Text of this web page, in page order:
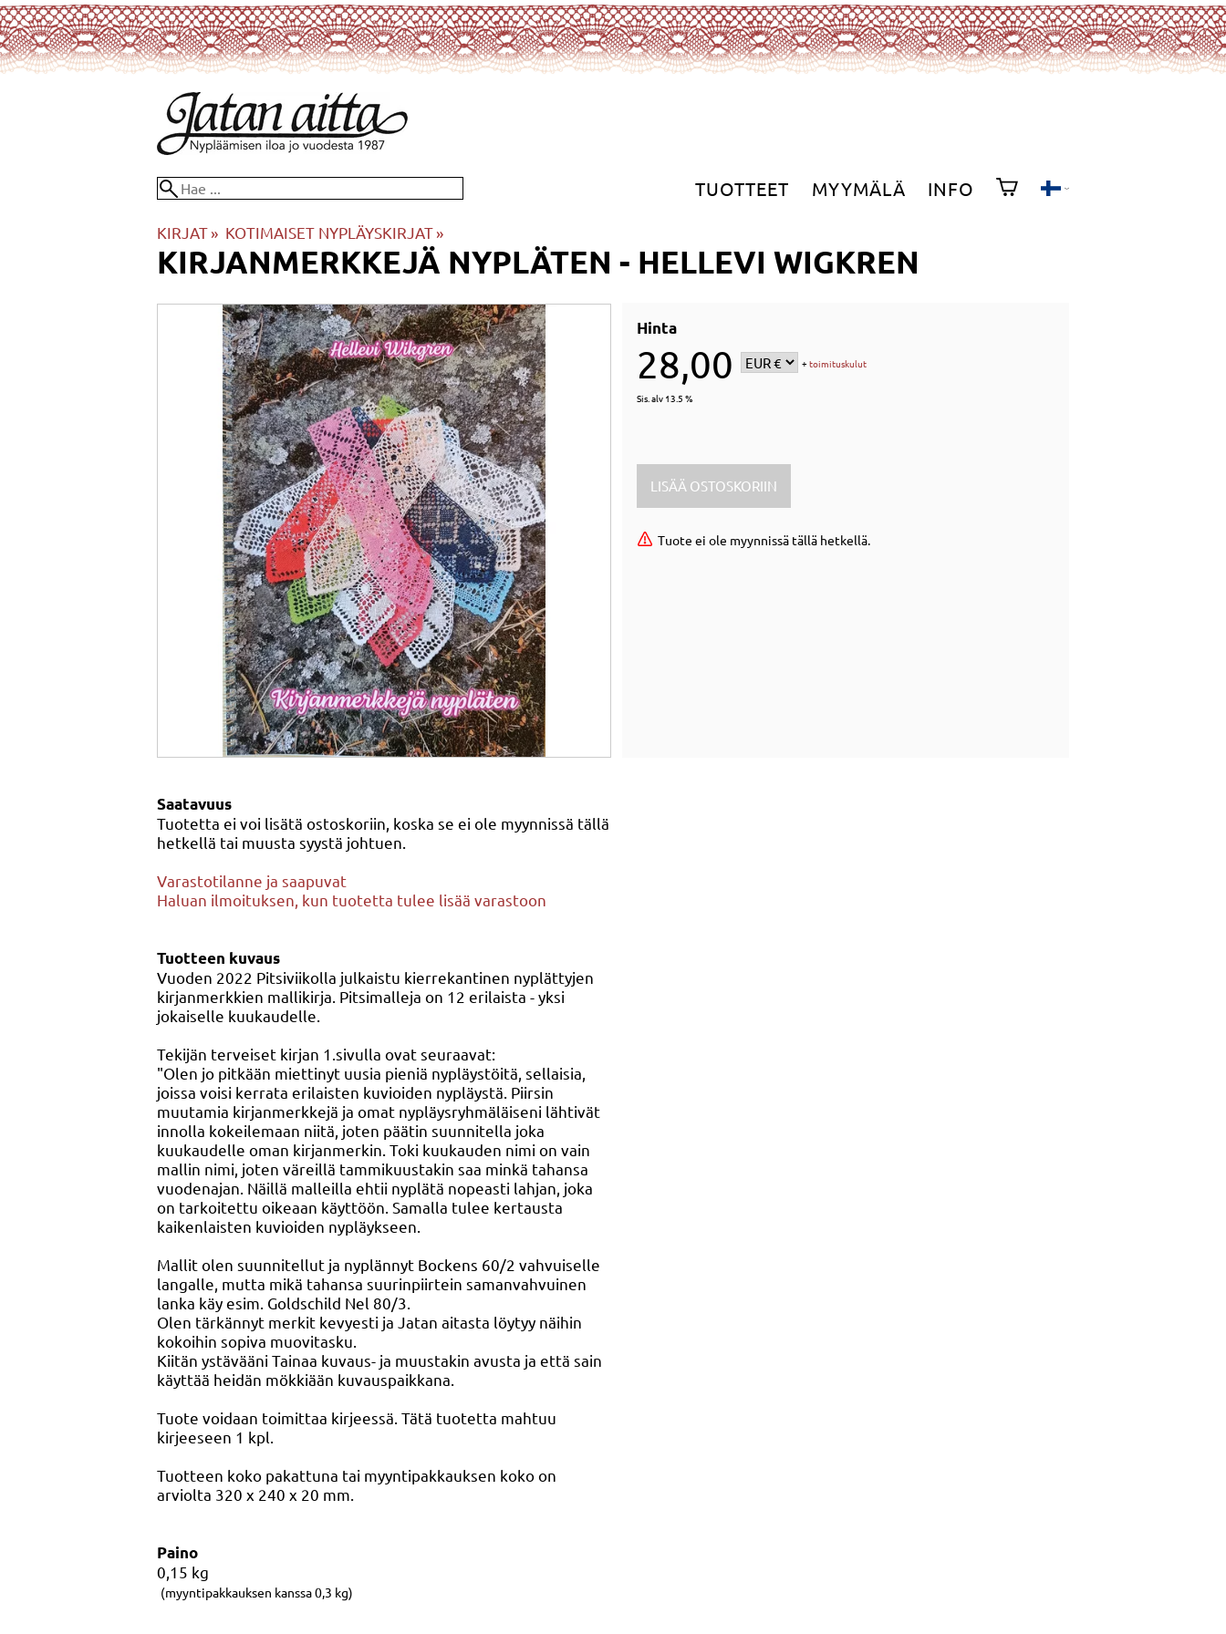
TUOTTEET MYYMÄLÄ INFO
KIRJAT‪» KOTIMAISET NYPLÄYSKIRJAT ‪»
KIRJANMERKKEJÄ NYPLÄTEN - HELLEVI WIGKREN
Hinta
28,00 +toimituskulut
Sis. alv 13.5 %
Tuote ei ole myynnissä tällä hetkellä.
Saatavuus
Tuotetta ei voi lisätä ostoskoriin, koska se ei ole myynnissä tällä
hetkellä tai muusta syystä johtuen.
Varastotilanne ja saapuvat
Haluan ilmoituksen, kun tuotetta tulee lisää varastoon
Tuotteen kuvaus
Vuoden 2022 Pitsiviikolla julkaistu kierrekantinen nyplättyjen
kirjanmerkkien mallikirja. Pitsimalleja on 12 erilaista - yksi
jokaiselle kuukaudelle.
Tekijän terveiset kirjan 1.sivulla ovat seuraavat:
"Olen jo pitkään miettinyt uusia pieniä nypläystöitä, sellaisia,
joissa voisi kerrata erilaisten kuvioiden nypläystä. Piirsin
muutamia kirjanmerkkejä ja omat nypläysryhmäläiseni lähtivät
innolla kokeilemaan niitä, joten päätin suunnitella joka
kuukaudelle oman kirjanmerkin. Toki kuukauden nimi on vain
mallin nimi, joten väreillä tammikuustakin saa minkä tahansa
vuodenajan. Näillä malleilla ehtii nyplätä nopeasti lahjan, joka
on tarkoitettu oikeaan käyttöön. Samalla tulee kertausta
kaikenlaisten kuvioiden nypläykseen.
Mallit olen suunnitellut ja nyplännyt Bockens 60/2 vahvuiselle
langalle, mutta mikä tahansa suurinpiirtein samanvahvuinen
lanka käy esim. Goldschild Nel 80/3.
Olen tärkännyt merkit kevyesti ja Jatan aitasta löytyy näihin
kokoihin sopiva muovitasku.
Kiitän ystävääni Tainaa kuvaus- ja muustakin avusta ja että sain
käyttää heidän mökkiään kuvauspaikkana.
Tuote voidaan toimittaa kirjeessä. Tätä tuotetta mahtuu
kirjeeseen 1 kpl.
Tuotteen koko pakattuna tai myyntipakkauksen koko on
arviolta 320 x 240 x 20 mm.
Paino
0,15 kg
(myyntipakkauksen kanssa 0,3 kg)